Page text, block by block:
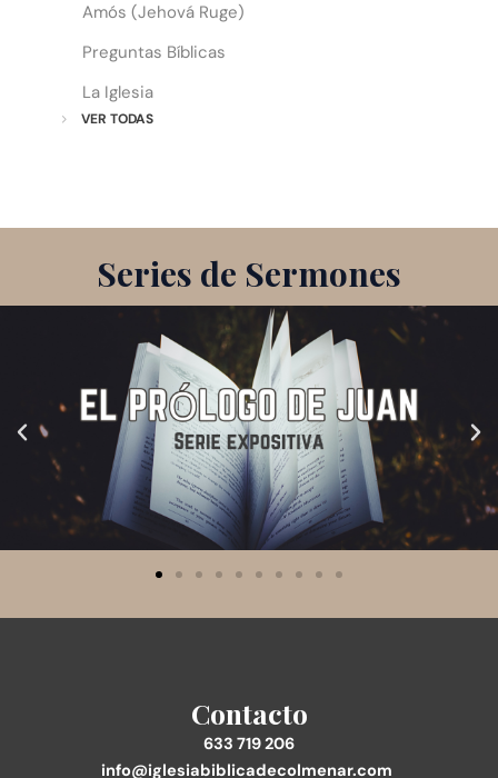
Amós (Jehová Ruge)
Preguntas Bíblicas
La Iglesia
VER TODAS
Series de Sermones
Contacto
633 719 206
info@iglesiabiblicadecolmenar.com